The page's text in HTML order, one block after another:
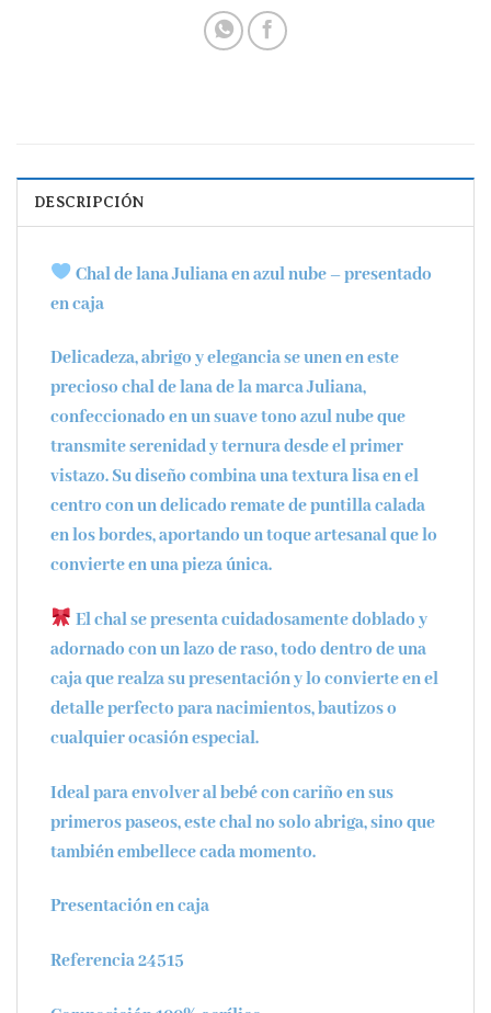
DESCRIPCIÓN
Chal de lana Juliana en azul nube – presentado
en caja
Delicadeza, abrigo y elegancia se unen en este
precioso chal de lana de la marcaJuliana,
confeccionado en un suave tonoazul nubeque
transmite serenidad y ternura desde el primer
vistazo. Su diseño combina una textura lisa en el
centro con un delicado remate depuntilla calada
en los bordes, aportando un toque artesanal que lo
convierte en una pieza única.
El chal se presenta cuidadosamentedoblado y
adornado con un lazo de raso, todo dentro de una
cajaque realza su presentación y lo convierte en el
detalle perfecto para nacimientos, bautizos o
cualquier ocasión especial.
Ideal para envolver al bebé con cariño en sus
primeros paseos, este chal no solo abriga, sino que
también embellece cada momento.
Presentación en caja
Referencia 24515